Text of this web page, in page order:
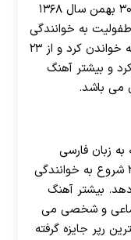
مدرک لیسانس تئاتر دارد و در ۳۰ بهمن سال ۱۳۶۸
به خوانندگی
علاقه داشت و در سن ۱۷ سالگی شروع به خواندن کرد و از ۲۳
و بیشتر آهنگ
می باشد.
زبان فارسی
شروع به خواندن رپ کرد. او از سال ۲۰۰۲ شروع به خوانندگی
بیشتر آهنگ
و شخصی می
رپر جایزه گرفته